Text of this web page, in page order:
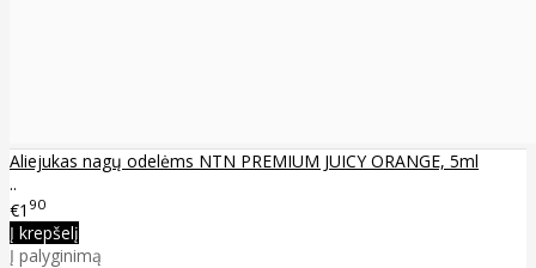
Aliejukas nagų odelėms NTN PREMIUM JUICY ORANGE, 5ml
..
€1 90
Į krepšelį
Į palyginimą